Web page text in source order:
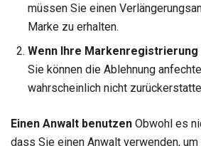
müssen Sie einen
Marke zu erhalten.
Wenn Ihre
Sie können die Ablehnung
wahrscheinlich nicht
Einen Anwalt benutzen Obwohl es
dass Sie einen Anwalt verwenden, um